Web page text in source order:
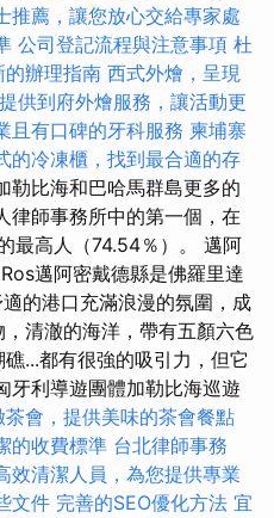
推薦，讓您放心交給專家處
公司登記流程與注意事項 杜
的辦理指南 西式外燴，呈現
提供到府外燴服務，讓活動更
且有口碑的牙科服務 柬埔寨
的冷凍櫃，找到最合適的存
勒比海和巴哈馬群島更多的
律師事務所中的第一個，在
最高人（74.54％）。 邁阿
邁阿密戴德縣是佛羅里達
的港口充滿浪漫的氛圍，成
清澈的海洋，帶有五顏六色
...都有很強的吸引力，但它
牙利導遊團體加勒比海巡遊
茶會，提供美味的茶會餐點
的收費標準 台北律師事務
效清潔人員，為您提供專業
文件 完善的SEO優化方法 宜